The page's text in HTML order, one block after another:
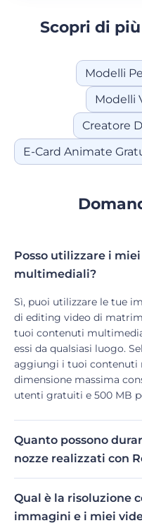
Scopri di
Modelli
Modelli
Creatore
E-Card Animate
Posso utilizzare i
multimediali?
Sì, puoi utilizzare le tue
di editing video di
tuoi contenuti
essi da qualsiasi luogo.
aggiungi i tuoi contenuti
dimensione massima
utenti gratuiti e 500 MB
Quanto possono
nozze realizzati con
La durata consentita
nostro creatore di
dal pacchetto di
Attualmente puoi
Qual è la risoluzione
immagini e i miei